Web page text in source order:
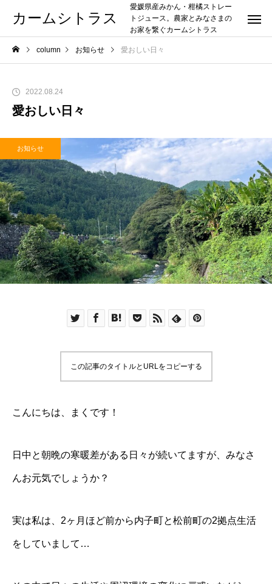
カームシトラス
愛媛県産みかん・柑橘ストレー
トジュース。農家とみなさまの
お家を繋ぐカームシトラス
column お知らせ 愛おしい日々
2022.08.24
愛おしい日々
お知らせ
この記事のタイトルとURLをコピーする
こんにちは、まくです！
日中と朝晩の寒暖差がある日々が続いてますが、みなさ
んお元気でしょうか？
実は私は、2ヶ月ほど前から内子町と松前町の2拠点生活
をしていまして…